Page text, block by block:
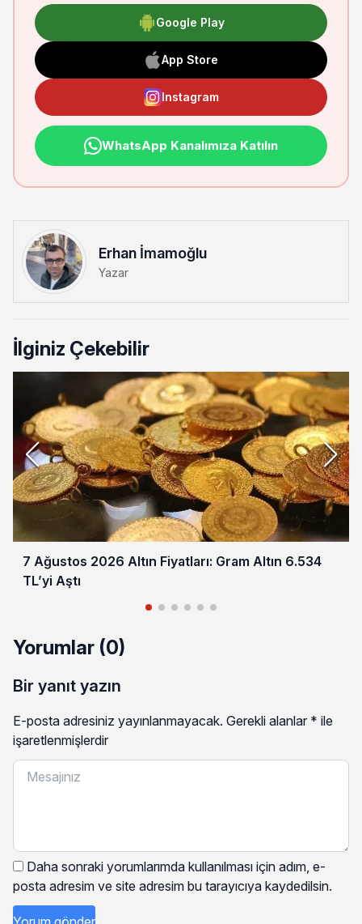
Google Play
App Store
Instagram
WhatsApp Kanalımıza Katılın
Erhan İmamoğlu
Yazar
İlginiz Çekebilir
7 Ağustos 2026 Altın Fiyatları: Gram Altın 6.534
TL’yi Aştı
Yorumlar (0)
Bir yanıt yazın
E-posta adresiniz yayınlanmayacak. Gerekli alanlar * ile
işaretlenmişlerdir
Daha sonraki yorumlarımda kullanılması için adım, e-
posta adresim ve site adresim bu tarayıcıya kaydedilsin.